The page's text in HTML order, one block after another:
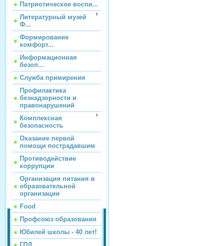
Патриотическое воспи...
Литературный музей
Ф...
Формирование
комфорт...
Информационная
безоп...
Служба примирения
Профилактика
безнадзорности и
правонарушений
Комплексная
безопасность
Оказание первой
помощи пострадавшим
Противодействие
коррупции
Организация питания в
образовательной
организации
Food
Профсоюз образования
Юбилей школы - 40 лет!